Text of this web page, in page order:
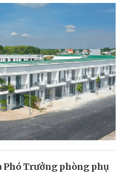
Phó Trưởng phòng phụ